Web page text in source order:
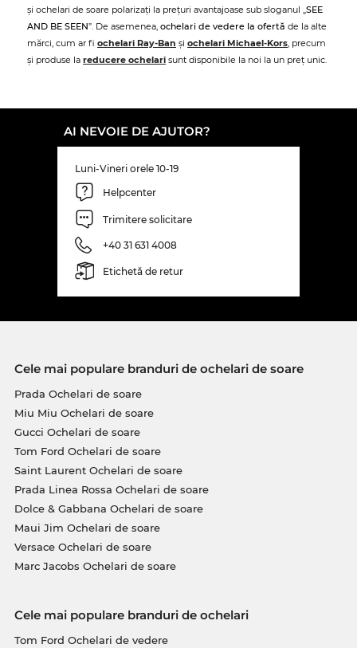
și ochelari de soare polarizați la prețuri avantajoase sub sloganul „SEE
AND BE SEEN”. De asemenea, ochelari de vedere la ofertă de la alte
mărci, cum ar fi ochelari Ray-Ban și ochelari Michael-Kors, precum
și produse la reducere ochelari sunt disponibile la noi la un preț unic.
AI NEVOIE DE AJUTOR?
Luni-Vineri orele 10-19
Helpcenter
Trimitere solicitare
+40 31 631 4008
Etichetă de retur
Cele mai populare branduri de ochelari de soare
Prada Ochelari de soare
Miu Miu Ochelari de soare
Gucci Ochelari de soare
Tom Ford Ochelari de soare
Saint Laurent Ochelari de soare
Prada Linea Rossa Ochelari de soare
Dolce & Gabbana Ochelari de soare
Maui Jim Ochelari de soare
Versace Ochelari de soare
Marc Jacobs Ochelari de soare
Cele mai populare branduri de ochelari
Tom Ford Ochelari de vedere